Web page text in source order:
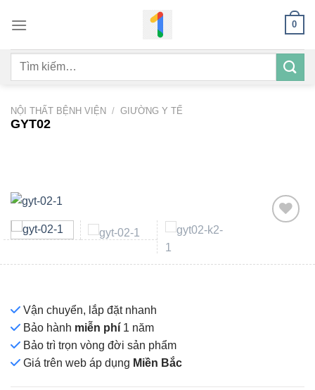
qua
dung
0
Tìm
NỘI THẤT BỆNH VIỆN / GIƯỜNG Y TẾ
GYT02
Vận chuyển, lắp đặt nhanh
Bảo hành miễn phí 1 năm
Bảo trì trọn vòng đời sản phẩm
Giá trên web áp dụng Miền Bắc